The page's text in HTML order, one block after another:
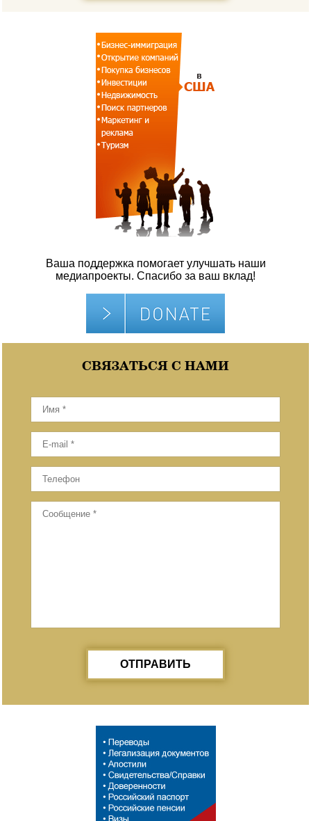
Ваша поддержка помогает улучшать наши
медиапроекты. Спасибо за ваш вклад!
СВЯЗАТЬСЯ С НАМИ
ОТПРАВИТЬ